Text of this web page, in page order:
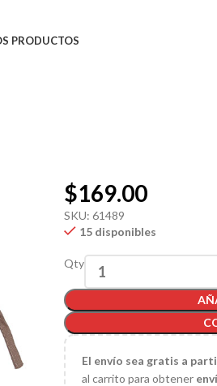
PRODUCTOS
$169.00
SKU:61489
15 disponibles
Qty
El envío sea gratis a
al carrito para obtener